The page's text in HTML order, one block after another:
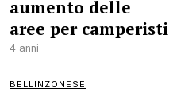
aumento delle
aree per camperisti
4 anni
BELLINZONESE